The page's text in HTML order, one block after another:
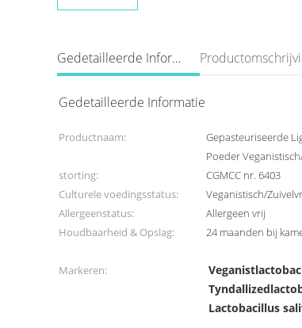
Gedetailleerde Informatie
Gedetailleerde Informatie
Productnaam:
Gepasteuriseerde
Poeder
storting: CGMCC nr. 6403
Culturele voedingsstatus:
Veganistisch/
Allergeenstatus:
Allergeen vrij
Houdbaarheid & Opslag:
24 maanden bij
Markeren:
Lactobacillus